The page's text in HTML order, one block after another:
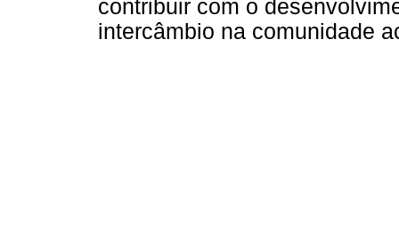
contribuir com o
intercâmbio na comunidade